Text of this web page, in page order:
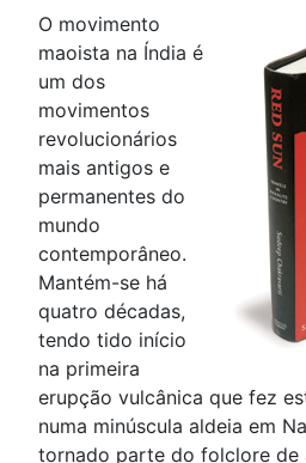
O movimento
maoista na Índia é
um dos
movimentos
revolucionários
mais antigos e
permanentes do
mundo
contemporâneo.
Mantém-se há
quatro décadas,
tendo tido início
na primeira
erupção vulcânica que fez
numa minúscula aldeia em
tornado parte do folclore de